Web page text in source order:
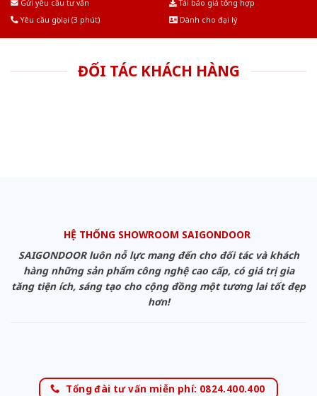
Gửi yêu cầu tư vấn
Tải báo giá tổng hợp
Yêu cầu gọi lại (3 phút)
Dành cho đại lý
ĐỐI TÁC KHÁCH HÀNG
HỆ THỐNG SHOWROOM SAIGONDOOR
SAIGONDOOR luôn nỗ lực mang đến cho đối tác và khách
hàng những sản phẩm công nghệ cao cấp, có giá trị gia
tăng tiện ích, sáng tạo cho cộng đồng một tương lai tốt đẹp
hơn!
Tổng đài tư vấn miễn phí: 0824.400.400